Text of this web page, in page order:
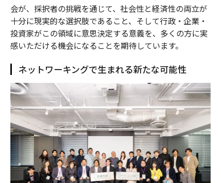
会が、採択者の挑戦を通じて、社会性と経済性の両立が
十分に現実的な選択肢であること、そして行政・企業・
投資家がこの領域に意思決定する意義を、多くの方に実
感いただける機会になることを期待しています。
ネットワーキングで生まれる新たな可能性